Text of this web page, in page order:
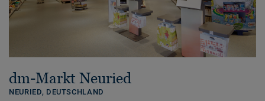
dm-Markt Neuried
NEURIED, DEUTSCHLAND